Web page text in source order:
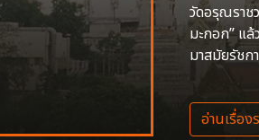
วัดอรุณราช
มะกอก” แ
มาสมัยรัชก
อ่านเรื่อง